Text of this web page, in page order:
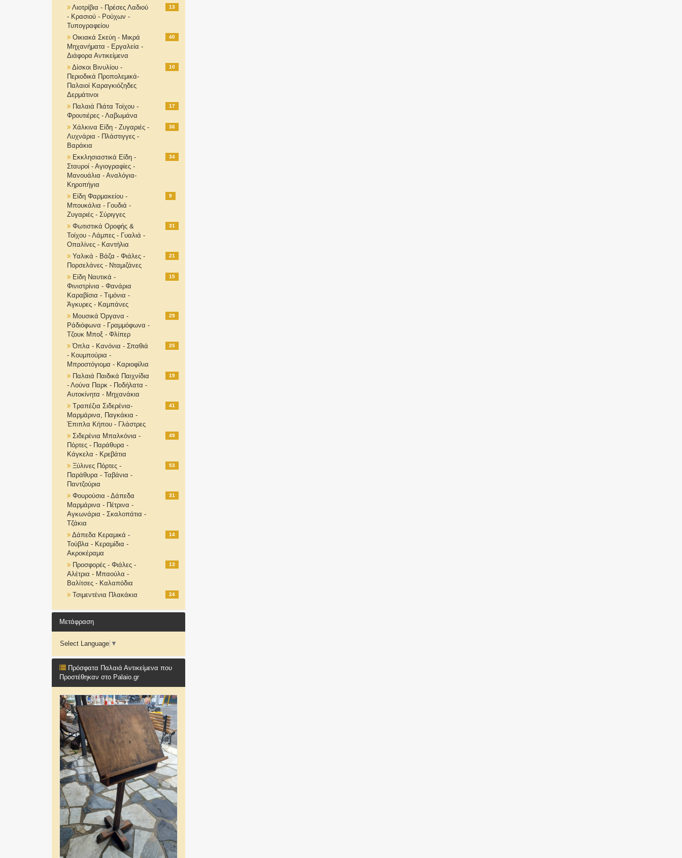
Λιοτρίβια - Πρέσες Λαδιού
- Κρασιού - Ρούχων -
Τυπογραφείου
13
Οικιακά Σκεύη - Μικρά
Μηχανήματα - Εργαλεία -
Διάφορα Αντικείμενα
40
Δίσκοι Βινυλίου -
Περιοδικά Προπολεμικά-
Παλαιοί Καραγκιόζηδες
Δερμάτινοι
10
Παλαιά Πιάτα Τοίχου -
Φρουτιέρες - Λαβωμάνα
17
Χάλκινα Είδη - Ζυγαριές -
Λυχνάρια - Πλάστιγγες -
Βαράκια
36
Εκκλησιαστικά Είδη -
Σταυροί - Αγιογραφίες -
Μανουάλια - Αναλόγια-
Κηροπήγια
34
Είδη Φαρμακείου -
Μπουκάλια - Γουδιά -
Ζυγαριές - Σύριγγες
9
Φωτιστικά Οροφής &
Τοίχου - Λάμπες - Γυαλιά -
Οπαλίνες - Καντήλια
31
Υαλικά - Βάζα - Φιάλες -
Πορσελάνες - Νταμιζάνες
21
Είδη Ναυτικά -
Φινιστρίνια - Φανάρια
Καραβίσια - Τιμόνια -
Άγκυρες - Καμπάνες
15
Μουσικά Όργανα -
Ράδιόφωνα - Γραμμόφωνα -
Τζουκ Μποξ - Φλίπερ
29
Όπλα - Κανόνια - Σπαθιά
- Κουμπούρια -
Μπροστόγιομα - Καριοφίλια
25
Παλαιά Παιδικά Παιχνίδια
- Λούνα Παρκ - Ποδήλατα -
Αυτοκίνητα - Μηχανάκια
19
Τραπέζια Σιδερένια-
Μαρμάρινα, Παγκάκια -
Έπιπλα Κήπου - Γλάστρες
41
Σιδερένια Μπαλκόνια -
Πόρτες - Παράθυρα -
Κάγκελα - Κρεβάτια
49
Ξύλινες Πόρτες -
Παράθυρα - Ταβάνια -
Παντζούρια
53
Φουρούσια - Δάπεδα
Μαρμάρινα - Πέτρινα -
Αγκωνάρια - Σκαλοπάτια -
Τζάκια
31
Δάπεδα Κεραμικά -
Τούβλα - Κεραμίδια -
Ακροκέραμα
14
Προσφορές - Φιάλες -
Αλέτρια - Μπαούλα -
Βαλίτσες - Καλαπόδια
13
Τσιμεντένια Πλακάκια 24
Μετάφραση
Select Language ▼
Πρόσφατα Παλαιά Αντικείμενα που
Προστέθηκαν στο Palaio.gr